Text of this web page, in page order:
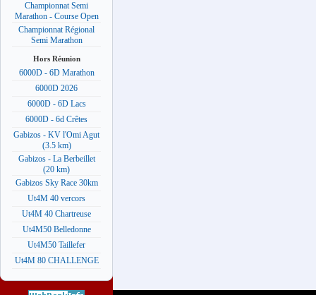
Championnat Semi
Marathon - Course Open
Championnat Régional
Semi Marathon
Hors Réunion
6000D - 6D Marathon
6000D 2026
6000D - 6D Lacs
6000D - 6d Crêtes
Gabizos - KV l'Omi Agut
(3.5 km)
Gabizos - La Berbeillet
(20 km)
Gabizos Sky Race 30km
Ut4M 40 vercors
Ut4M 40 Chartreuse
Ut4M50 Belledonne
Ut4M50 Taillefer
Ut4M 80 CHALLENGE